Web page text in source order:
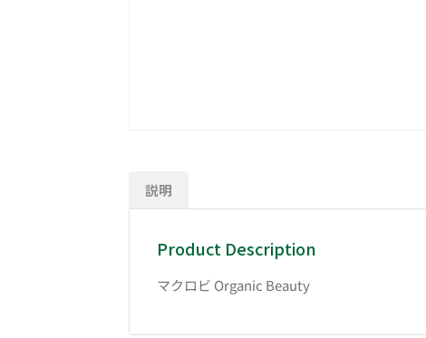
説明
Product Description
マクロビ Organic Beauty